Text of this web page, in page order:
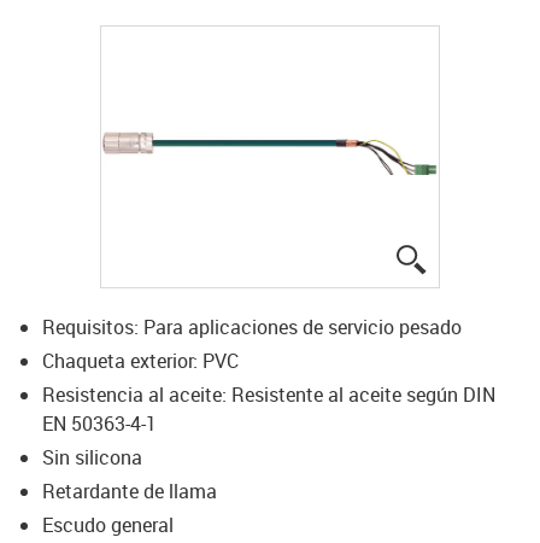
Requisitos: Para aplicaciones de servicio pesado
Chaqueta exterior: PVC
Resistencia al aceite: Resistente al aceite según DIN
EN 50363-4-1
Sin silicona
Retardante de llama
Escudo general